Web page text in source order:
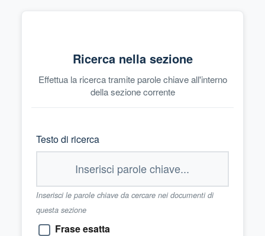
Ricerca nella sezione
Effettua la ricerca tramite parole chiave all'interno
della sezione corrente
Testo di ricerca
Inserisci le parole chiave da cercare nei documenti di
questa sezione
Frase esatta